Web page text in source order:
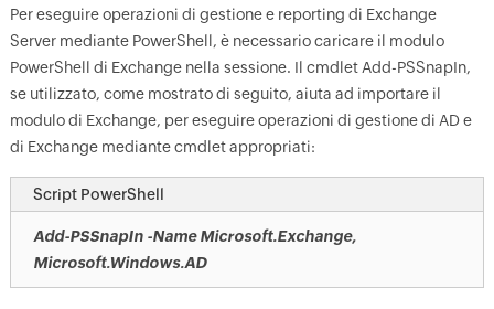
Per eseguire operazioni di gestione e reporting di Exchange
Server mediante PowerShell, è necessario caricare il modulo
PowerShell di Exchange nella sessione. Il cmdlet Add-PSSnapIn,
se utilizzato, come mostrato di seguito, aiuta ad importare il
modulo di Exchange, per eseguire operazioni di gestione di AD e
di Exchange mediante cmdlet appropriati:
Script PowerShell
Add-PSSnapIn -Name Microsoft.Exchange,
Microsoft.Windows.AD